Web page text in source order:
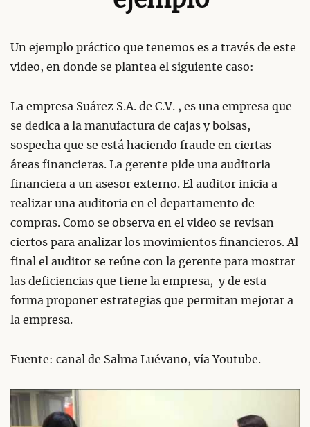
Un ejemplo práctico que tenemos es a través de este
video, en donde se plantea el siguiente caso:
La empresa Suárez S.A. de C.V. , es una empresa que
se dedica a la manufactura de cajas y bolsas,
sospecha que se está haciendo fraude en ciertas
áreas financieras. La gerente pide una auditoria
financiera a un asesor externo. El auditor inicia a
realizar una auditoria en el departamento de
compras. Como se observa en el video se revisan
ciertos para analizar los movimientos financieros. Al
final el auditor se reúne con la gerente para mostrar
las deficiencias que tiene la empresa, y de esta
forma proponer estrategias que permitan mejorar a
la empresa.
Fuente: canal de Salma Luévano, vía Youtube.